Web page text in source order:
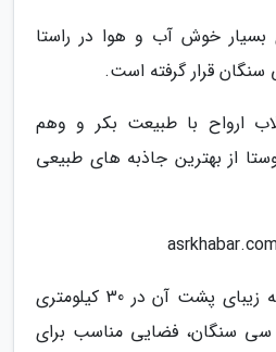
بسیار خوش آب و هوا در راستا
قرار گرفته است.
ارواح با طبیعت بکر و وهم
از بهترین جاذبه های طبیعی
سد خاکی آویدر و دریاچه زیبای پشت آن در 30 کیلومتری
سنگان، فضایی مناسب برای